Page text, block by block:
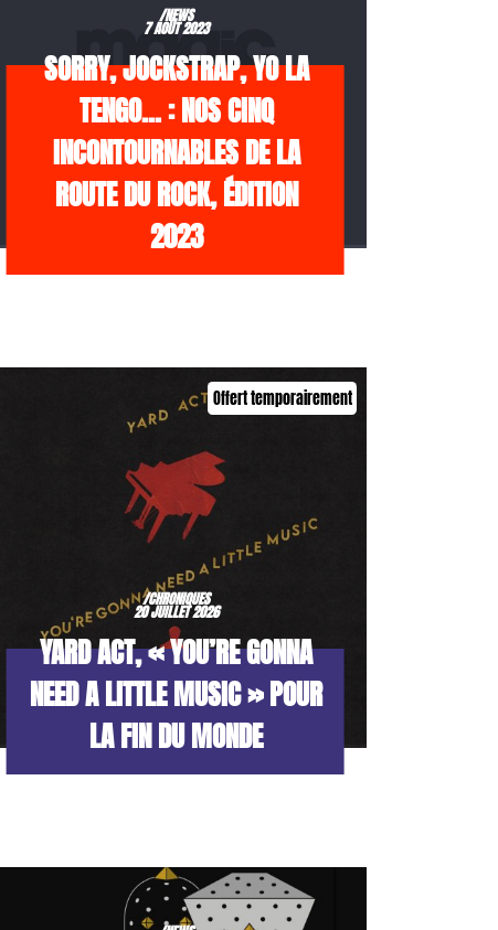
/NEWS
7 AOÛT 2023
SORRY, JOCKSTRAP, YO LA
TENGO… : NOS CINQ
INCONTOURNABLES DE LA
ROUTE DU ROCK, ÉDITION
2023
Offert temporairement
/CHRONIQUES
20 JUILLET 2026
YARD ACT, « YOU’RE GONNA
NEED A LITTLE MUSIC » POUR
LA FIN DU MONDE